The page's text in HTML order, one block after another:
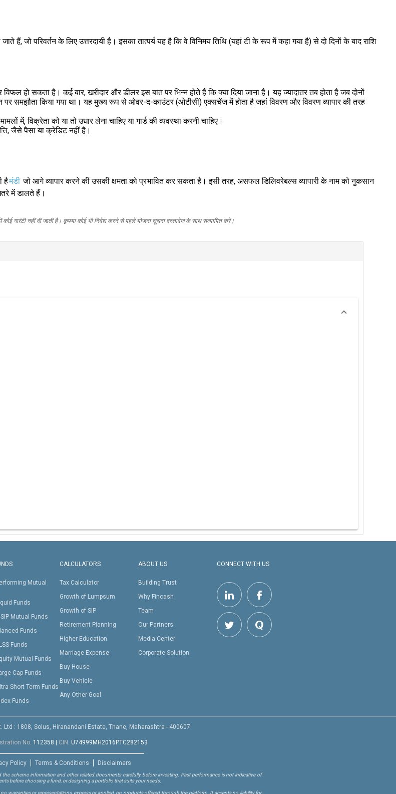
हैं, जो परिवर्तन के लिए उत्तरदायी है। इसका तात्पर्य यह है कि वे विनिमय तिथि (यहां टी के रूप में कहा गया है) से दो दिनों के बाद राशि
विफल हो सकता है। कई बार, खरीदार और डीलर इस बात पर भिन्न होते हैं कि क्या दिया जाना है। यह ज्यादातर तब होता है जब दोनों
पर समझौता किया गया था। यह मुख्य रूप से ओवर-द-काउंटर (ओटीसी) एक्सचेंज में होता है जहां विवरण और विवरण व्यापार की तरह
में, विक्रेता को या तो उधार लेना चाहिए या गार्ड की व्यवस्था करनी चाहिए।
जैसे पैसा या क्रेडिट नहीं है।
हैमंडी जो आगे व्यापार करने की उसकी क्षमता को प्रभावित कर सकता है। इसी तरह, असफल डिलिवरेबल्स व्यापारी के नाम को नुकसान
में डालते हैं।
गारंटी नहीं दी जाती है। कृपया कोई भी निवेश करने से पहले योजना सूचना दस्तावेज के साथ सत्यापित करें।
Mutual
Funds
Mutual Funds
Funds
Funds
Mutual Funds
Cap Funds
Short Term Funds
Funds
CALCULATORS
Tax Calculator
Growth of Lumpsum
Growth of SIP
Retirement Planning
Higher Education
Marriage Expense
Buy House
Buy Vehicle
Any Other Goal
ABOUT US
Building Trust
Why Fincash
Team
Our Partners
Media Center
Corporate Solution
CONNECT WITH US
Ltd : 1808, Solus, Hiranandani Estate, Thane, Maharashtra - 400607
No. 112358 | CIN: U74999MH2016PTC282153
Policy Terms & Conditions Disclaimers
scheme information and other related documents carefully before investing. Past performance is not indicative of
before choosing a fund, or designing a portfolio that suits your needs.
warranties or representations, express or implied, on products offered through the platform. It accepts no liability for